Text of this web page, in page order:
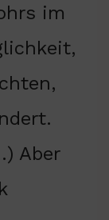
im
Aber